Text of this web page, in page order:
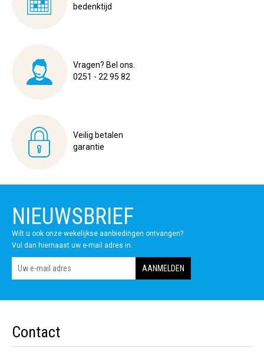
bedenktijd
Vragen? Bel ons.
0251 - 22 95 82
Veilig betalen
garantie
NIEUWSBRIEF
Wilt u ook onze wekelijkse aanbiedingen ontvangen?
Vul dan hiernaast uw e-mail adres in.
Contact